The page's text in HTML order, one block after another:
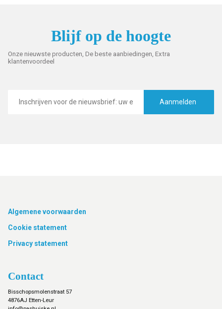
Blijf op de hoogte
Onze nieuwste producten, De beste aanbiedingen, Extra
klantenvoordeel
mailadres
Aanmelden
Footer
Algemene voorwaarden
Cookie statement
Privacy statement
Contact
Bisschopsmolenstraat 57
4876AJ Etten-Leur